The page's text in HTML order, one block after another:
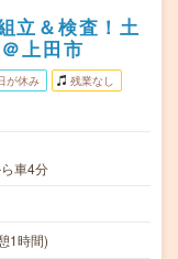
立＆検査！土
上田市
が休み 残業なし
車4分
1時間)